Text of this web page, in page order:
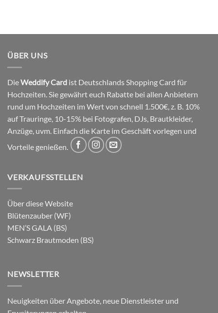
ÜBER UNS
DieWeddify Card ist Deutschlands Shopping Card für
Hochzeiten. Sie gewährt euch Rabatte bei allen Anbietern
rund um Hochzeiten im Wert von schnell 1.500€, z. B. 10%
auf Trauringe, 10-15% bei Fotografen, DJs, Brautkleider,
Anzüge, uvm. Einfach die Karte im Geschäft vorlegen und
Vorteile genießen.
VERKAUFSSTELLEN
Über diese Website
Blütenzauber (WF)
MEN’S GALA (BS)
Schwarz Brautmoden (BS)
NEWSLETTER
Neuigkeiten über Angebote, neue Dienstleister und